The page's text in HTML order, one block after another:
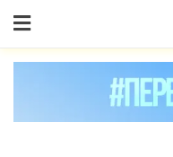
to content